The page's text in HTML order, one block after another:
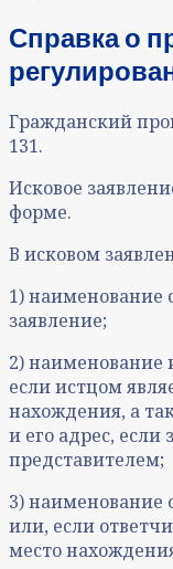
Справка о
Гражданский
131.
Исковое
форме.
В исковом
1) наименование
заявление;
2) наименование
если истцом
нахождения, а
и его адрес, если
представителем;
3) наименование
или, если
место